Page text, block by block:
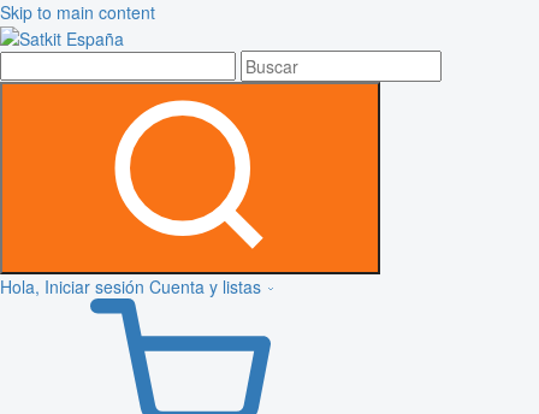
Skip to main content
Hola, Iniciar sesión Cuenta y listas